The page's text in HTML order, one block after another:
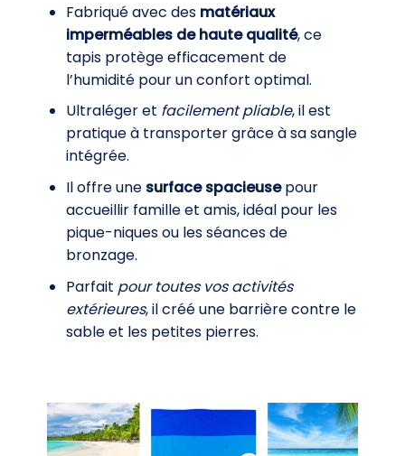
Fabriqué avec des matériaux
imperméables de haute qualité, ce
tapis protège efficacement de
l’humidité pour un confort optimal.
Ultraléger et facilement pliable, il est
pratique à transporter grâce à sa sangle
intégrée.
Il offre une surface spacieusepour
accueillir famille et amis, idéal pour les
pique-niques ou les séances de
bronzage.
Parfait pour toutes vos activités
extérieures, il créé une barrière contre le
sable et les petites pierres.